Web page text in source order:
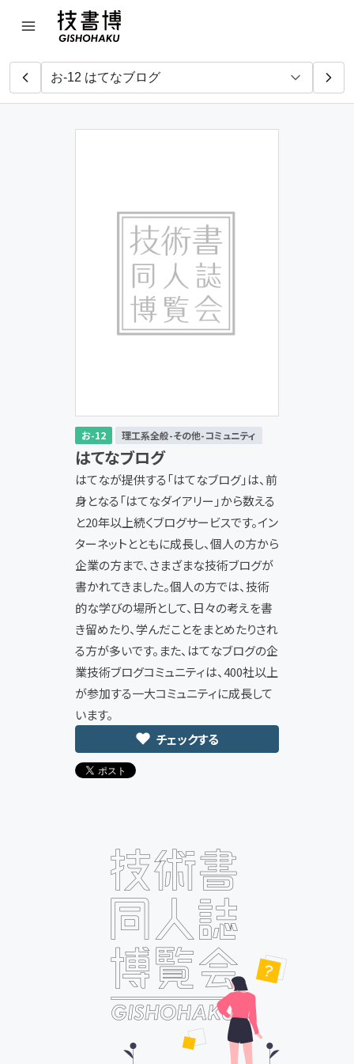
きんとーん・らぼ 株
お-12 理工系全般-その他-コミュニティ
はてなブログ
はてなが提供する「はてなブログ」は、前
身となる「はてなダイアリー」から数える
と20年以上続くブログサービスです。イン
ターネットとともに成長し、個人の方から
企業の方まで、さまざまな技術ブログが
書かれてきました。個人の方では、技術
的な学びの場所として、日々の考えを書
き留めたり、学んだことをまとめたりされ
る方が多いです。また、はてなブログの企
業技術ブログコミュニティは、400社以上
が参加する一大コミュニティに成長して
います。
チェックする